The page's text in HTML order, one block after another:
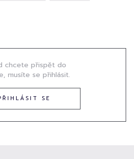
chcete přispět do
musíte se přihlásit.
SE